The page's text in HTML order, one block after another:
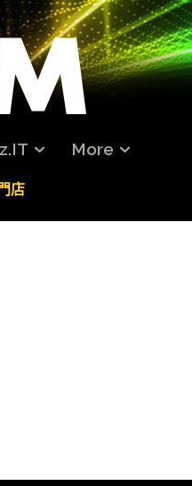
More
店